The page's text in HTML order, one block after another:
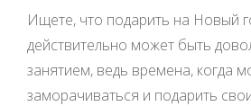
Ищете, что подарить на Новый
действительно может быть
занятием, ведь времена, когда
заморачиваться и подарить